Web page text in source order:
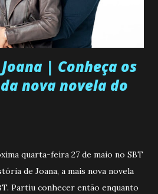
| Conheça os
nova novela do
quarta-feira 27 de maio no SBT
de Joana, a mais nova novela
Partiu conhecer então enquanto